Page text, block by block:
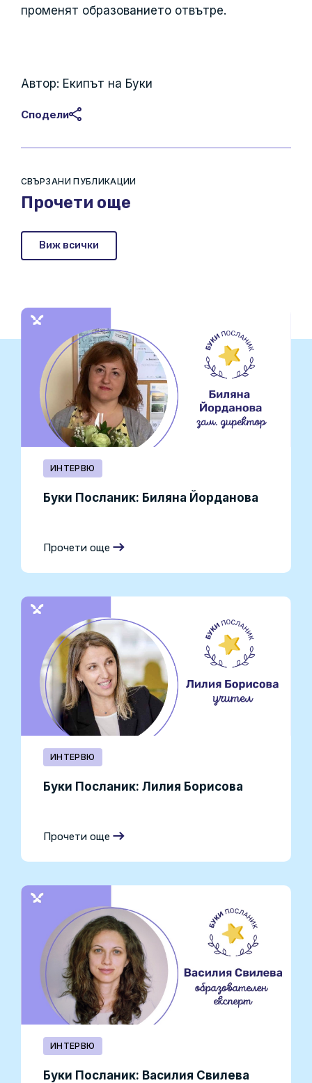
променят образованието отвътре.
Автор: Екипът на Буки
Сподели
СВЪРЗАНИ ПУБЛИКАЦИИ
Прочети още
Виж всички
ИНТЕРВЮ
Буки Посланик: Биляна Йорданова
Прочети още
ИНТЕРВЮ
Буки Посланик: Лилия Борисова
Прочети още
ИНТЕРВЮ
Буки Посланик: Василия Свилева